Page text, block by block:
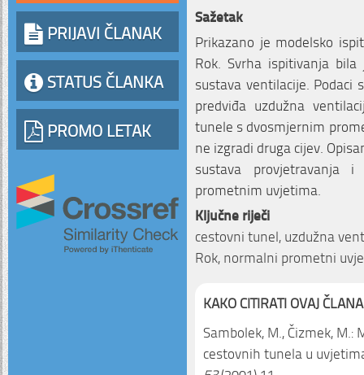
PRIJAVI ČLANAK
STATUS ČLANKA
PROMO LETAK
Sažetak
Prikazano je modelsko
Rok. Svrha ispitivanja
sustava ventilacije. Podaci
predviđa uzdužna
tunele s dvosmjernim
ne izgradi druga cijev.
sustava provjetravanja
prometnim uvjetima.
Ključne riječi
cestovni tunel, uzdužna
Rok, normalni prometni
KAKO CITIRATI OVAJ
Sambolek, M., Čizmek,
cestovnih tunela u